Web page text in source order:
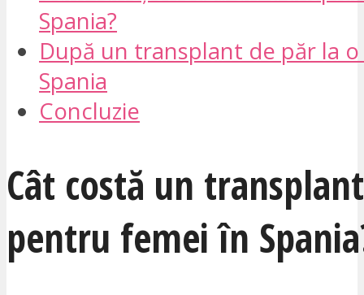
Spania?
După un transplant de păr la
Spania
Concluzie
Cât costă un
pentru femei în